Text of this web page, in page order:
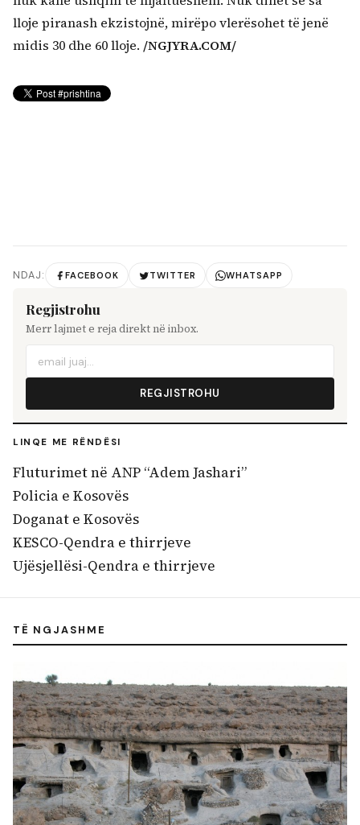
lloje piranash ekzistojnë, mirëpo vlerësohet të jenë
midis 30 dhe 60 lloje. /NGJYRA.COM/
NDAJ: FACEBOOK TWITTER WHATSAPP
Regjistrohu
Merr lajmet e reja direkt në inbox.
REGJISTROHU
LINQE ME RËNDËSI
Fluturimet në ANP “Adem Jashari”
Policia e Kosovës
Doganat e Kosovës
KESCO-Qendra e thirrjeve
Ujësjellësi-Qendra e thirrjeve
TË NGJASHME